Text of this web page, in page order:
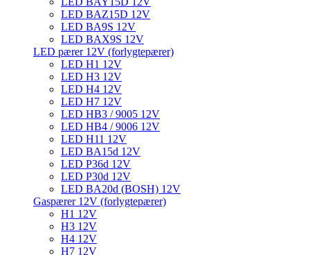
LED BAZ15D 12V
LED BA9S 12V
LED BAX9S 12V
LED pærer 12V (forlygtepærer)
LED H1 12V
LED H3 12V
LED H4 12V
LED H7 12V
LED HB3 / 9005 12V
LED HB4 / 9006 12V
LED H11 12V
LED BA15d 12V
LED P36d 12V
LED P30d 12V
LED BA20d (BOSH) 12V
Gaspærer 12V (forlygtepærer)
H1 12V
H3 12V
H4 12V
H7 12V